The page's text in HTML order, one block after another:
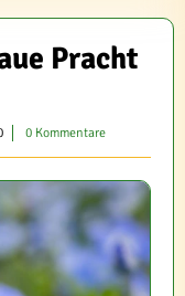
Pracht
0 Kommentare